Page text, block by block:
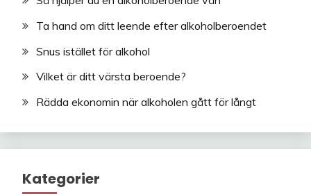
Ta hand om ditt leende efter alkoholberoendet
Snus istället för alkohol
Vilket är ditt värsta beroende?
Rädda ekonomin när alkoholen gått för långt
Kategorier